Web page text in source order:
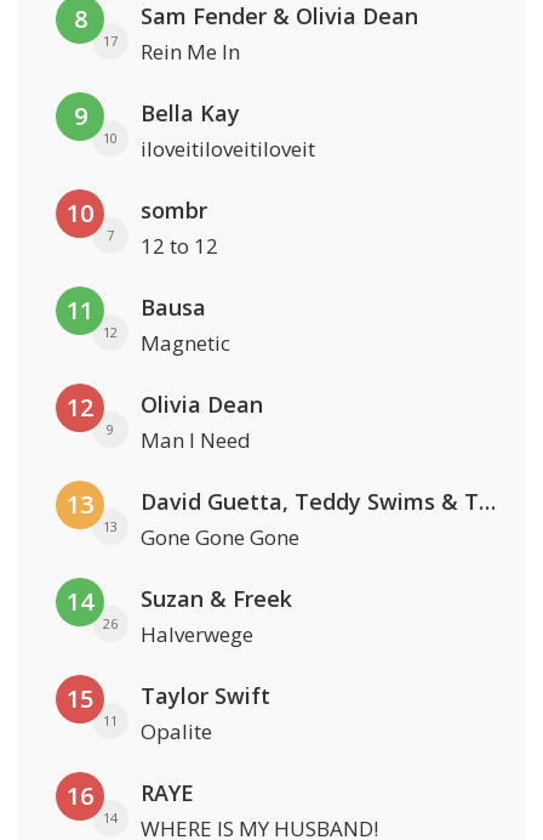
8
17
Sam Fender & Olivia Dean
Rein Me In
9
10
Bella Kay
iloveitiloveitiloveit
10
7
sombr
12 to 12
11
12
Bausa
Magnetic
12
9
Olivia Dean
Man I Need
13
13
David Guetta, Teddy Swims & Tones And I
Gone Gone Gone
14
26
Suzan & Freek
Halverwege
15
11
Taylor Swift
Opalite
16
14
RAYE
WHERE IS MY HUSBAND!